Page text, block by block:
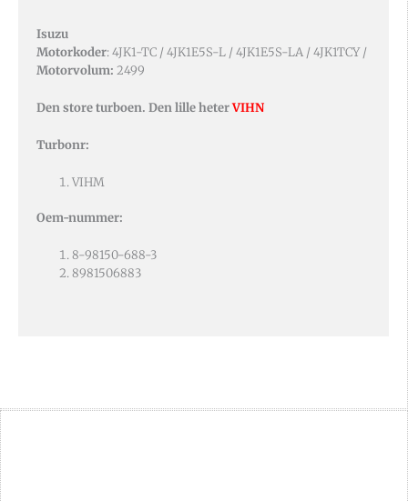
Isuzu
Motorkoder: 4JK1-TC /4JK1E5S-L / 4JK1E5S-LA / 4JK1TCY /
Motorvolum: 2499
Den store turboen. Den lille heterVIHN
Turbonr:
VIHM
Oem-nummer:
8-98150-688-3
8981506883